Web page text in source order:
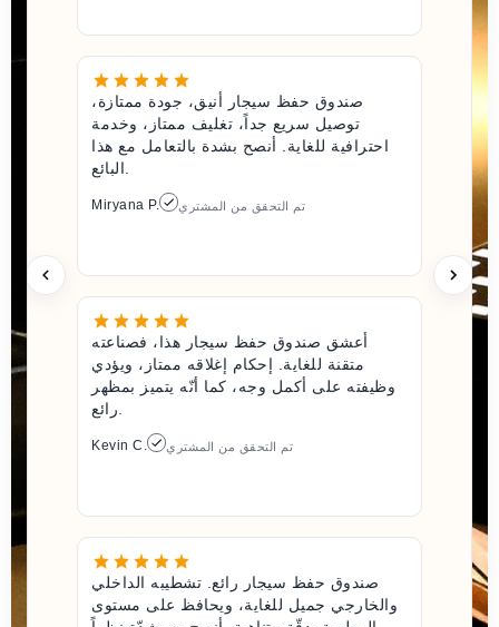
صندوق حفظ سيجار أنيق، جودة ممتازة،
توصيل سريع جداً، تغليف ممتاز، وخدمة
احترافية للغاية. أنصح بشدة بالتعامل مع هذا
Miryana P. تم التحقق من المشتري
أعشق صندوق حفظ سيجار هذا، فصناعته
متقنة للغاية. إحكام إغلاقه ممتاز، ويؤدي
وظيفته على أكمل وجه، كما أنّه يتميز بمظهر
Kevin C. تم التحقق من المشتري
صندوق حفظ سيجار رائع. تشطيبه الداخلي
والخارجي جميل للغاية، ويحافظ على مستوى